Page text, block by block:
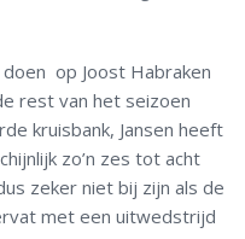
op Joost Habraken
rest van het seizoen
kruisbank, Jansen heeft
zo’n zes tot acht
zeker niet bij zijn als de
met een uitwedstrijd